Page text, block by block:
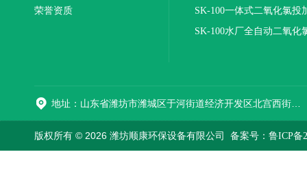
荣誉资质
装置
SK-100一体式二氧化氯投
报价
SK-100水厂全自动二氧化
地址：山东省潍坊市潍城区于河街道经济开发区北宫西街与拥军路交叉路口西800米路南
版权所有 © 2026 潍坊顺康环保设备有限公司 备案号：鲁ICP备